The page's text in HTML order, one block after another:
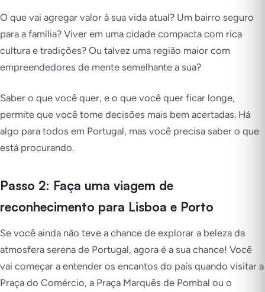
O que vai agregar valor à sua vida atual? Um bairro seguro
para a família? Viver em uma cidade compacta com rica
cultura e tradições? Ou talvez uma região maior com
empreendedores de mente semelhante a sua?
Saber o que você quer, e o que você quer ficar longe,
permite que você tome decisões mais bem acertadas. Há
algo para todos em Portugal, mas você precisa saber o que
está procurando.
Passo 2: Faça uma viagem de
reconhecimento para Lisboa e Porto
Se você ainda não teve a chance de explorar a beleza da
atmosfera serena de Portugal, agora é a sua chance! Você
vai começar a entender os encantos do país quando visitar a
Praça do Comércio, a Praça Marquês de Pombal ou o